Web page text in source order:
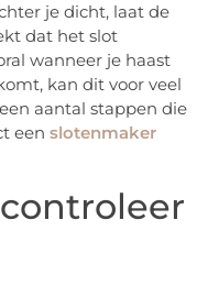
je dicht, laat de
dat het slot
wanneer je haast
kan dit voor veel
aantal stappen die
eenslotenmaker